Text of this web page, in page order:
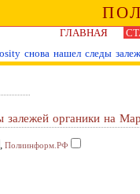
ГЛАВНАЯ
снова нашел следы
органики на
, Полиинформ.РФ